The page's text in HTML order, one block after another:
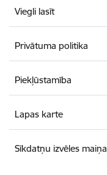
Viegli lasīt
Privātuma politika
Piekļūstamība
Lapas karte
Sīkdatņu izvēles maiņa